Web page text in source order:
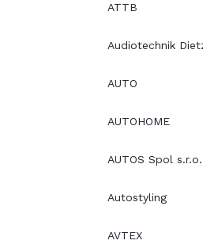
ATTB
Audiotechnik
AUTO
AUTOHOME
AUTOS Spol s.r.o.
Autostyling
AVTEX